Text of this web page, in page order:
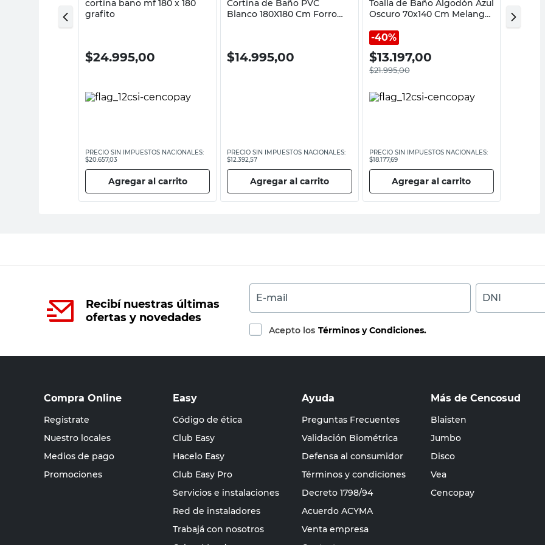
cortina bano mf 180 x 180
grafito
$24.995,00
PRECIO SIN IMPUESTOS NACIONALES:
$20.657,03
Agregar al carrito
Cortina de Baño PVC
Blanco 180X180 Cm Forro
$14.995,00
PRECIO SIN IMPUESTOS NACIONALES:
$12.392,57
Agregar al carrito
Toalla de Baño Algodón Azul
Oscuro 70x140 Cm Melange
40%
$13.197,00
$21.995,00
PRECIO SIN IMPUESTOS NACIONALES:
$18.177,69
Agregar al carrito
Blanco
Recibí nuestras últimas
ofertas y novedades
E-mail DNI
Acepto los Términos y Condiciones.
Compra Online
Registrate
Nuestro locales
Medios de pago
Promociones
Easy
Código de ética
Club Easy
Hacelo Easy
Club Easy Pro
Servicios e instalaciones
Red de instaladores
Trabajá con nosotros
Ayuda
Preguntas Frecuentes
Validación Biométrica
Defensa al consumidor
Términos y condiciones
Decreto 1798/94
Acuerdo ACYMA
Venta empresa
Más de Cencosud
Blaisten
Jumbo
Disco
Vea
Cencopay